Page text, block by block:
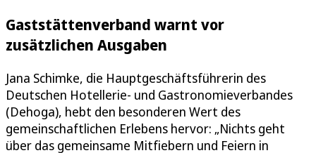
Gaststättenverband warnt vor
zusätzlichen Ausgaben
Jana Schimke, die Hauptgeschäftsführerin des
Deutschen Hotellerie- und Gastronomieverbandes
(Dehoga), hebt den besonderen Wert des
gemeinschaftlichen Erlebens hervor: „Nichts geht
über das gemeinsame Mitfiebern und Feiern in